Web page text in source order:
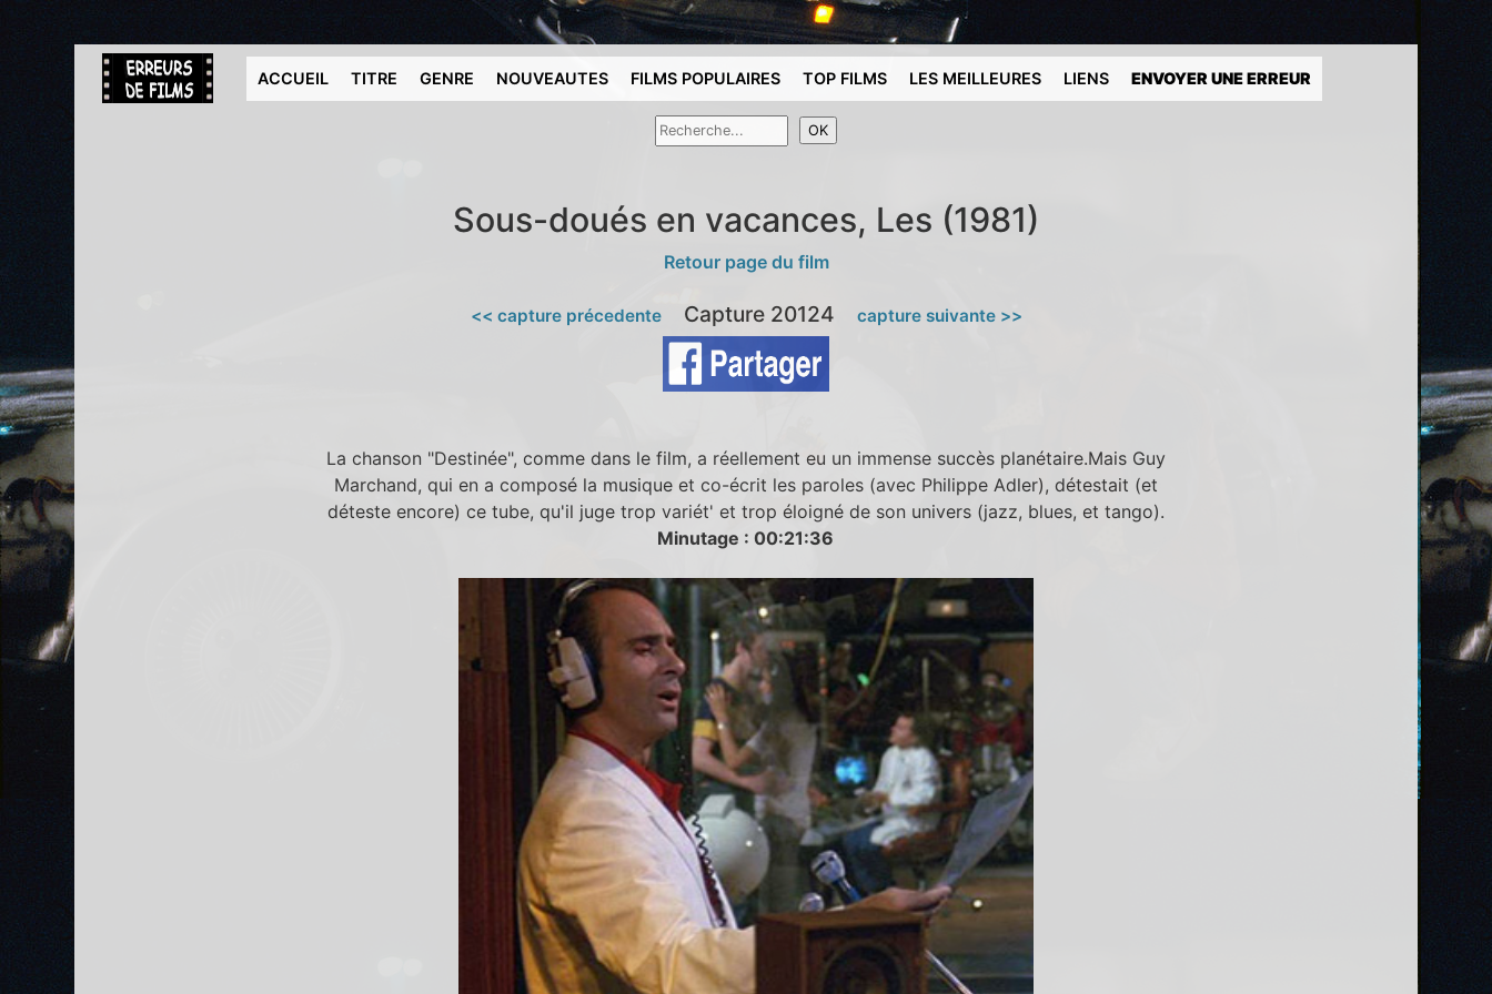
ACCUEIL TITRE GENRE NOUVEAUTES FILMS POPULAIRES TOP FILMS LES MEILLEURES LIENS ENVOYER UNE ERREUR
Sous-doués en vacances, Les (1981)
Retour page du film
<< capture précedenteCapture 20124 capture suivante >>
La chanson "Destinée", comme dans le film, a réellement eu un immense succès planétaire.Mais Guy
Marchand, qui en a composé la musique et co-écrit les paroles (avec Philippe Adler), détestait (et
déteste encore) ce tube, qu'il juge trop variét' et trop éloigné de son univers (jazz, blues, et tango).
Minutage : 00:21:36